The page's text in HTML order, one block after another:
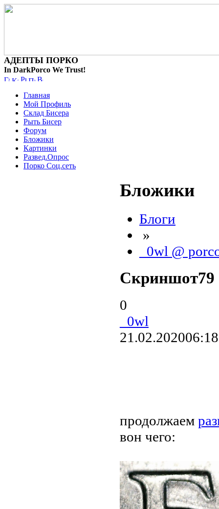
АДЕПТЫ ПОРКО
In DarkPorco We Trust!
Главная
Мой Профиль
Склад Бисера
Рыть Бисер
Форум
Бложики
Картинки
Развед.Опрос
Порко Соц.сеть
Бложики
Блоги
»
_0wl @
Скриншот79
0
_0wl
21.02.202006:18
продолжаем
вон чего: